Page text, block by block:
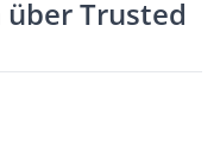
Trusted